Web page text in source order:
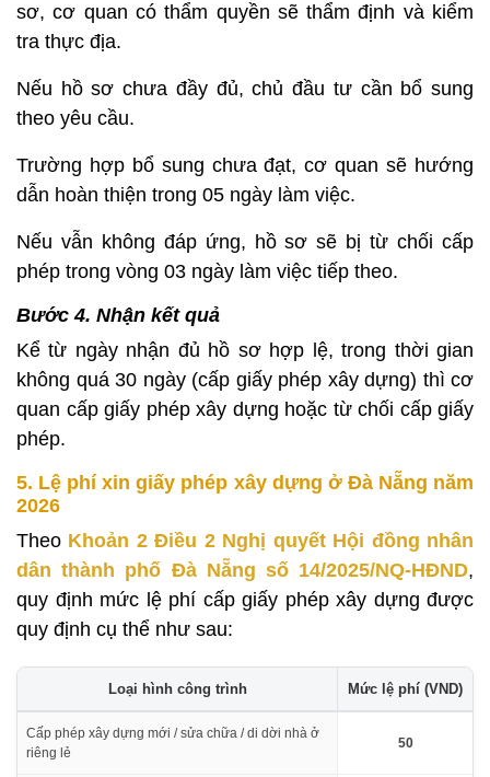
sơ, cơ quan có thẩm quyền sẽ thẩm định và kiểm
tra thực địa.
Nếu hồ sơ chưa đầy đủ, chủ đầu tư cần bổ sung
theo yêu cầu.
Trường hợp bổ sung chưa đạt, cơ quan sẽ hướng
dẫn hoàn thiện trong 05 ngày làm việc.
Nếu vẫn không đáp ứng, hồ sơ sẽ bị từ chối cấp
phép trong vòng 03 ngày làm việc tiếp theo.
Bước 4. Nhận kết quả
Kể từ ngày nhận đủ hồ sơ hợp lệ, trong thời gian
không quá 30 ngày (cấp giấy phép xây dựng) thì cơ
quan cấp giấy phép xây dựng hoặc từ chối cấp giấy
phép.
5. Lệ phí xin giấy phép xây dựng ở Đà Nẵng năm
2026
Theo Khoản 2 Điều 2 Nghị quyết Hội đồng nhân
dân thành phố Đà Nẵng số 14/2025/NQ-HĐND,
quy định mức lệ phí cấp giấy phép xây dựng được
quy định cụ thể như sau:
Loại hình công trình Mức lệ phí (VND)
Cấp phép xây dựng mới / sửa chữa / di dời nhà ở
riêng lẻ
50